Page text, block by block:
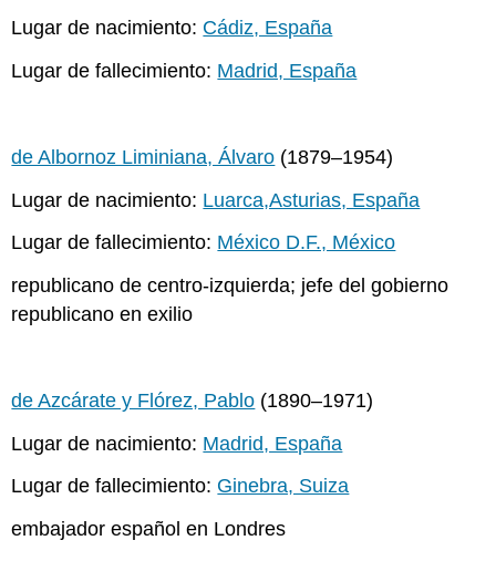
Lugar de nacimiento: Cádiz, España
Lugar de fallecimiento: Madrid, España
de Albornoz Liminiana, Álvaro (1879–1954)
Lugar de nacimiento: Luarca,Asturias, España
Lugar de fallecimiento: México D.F., México
republicano de centro-izquierda; jefe del gobierno
republicano en exilio
de Azcárate y Flórez, Pablo (1890–1971)
Lugar de nacimiento: Madrid, España
Lugar de fallecimiento: Ginebra, Suiza
embajador español en Londres